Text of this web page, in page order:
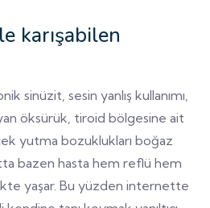
karışabilen
sinüzit, sesin yanlış kullanımı,
öksürük, tiroid bölgesine ait
yutma bozuklukları boğaz
bazen hasta hem reflü hem
yaşar. Bu yüzden internette